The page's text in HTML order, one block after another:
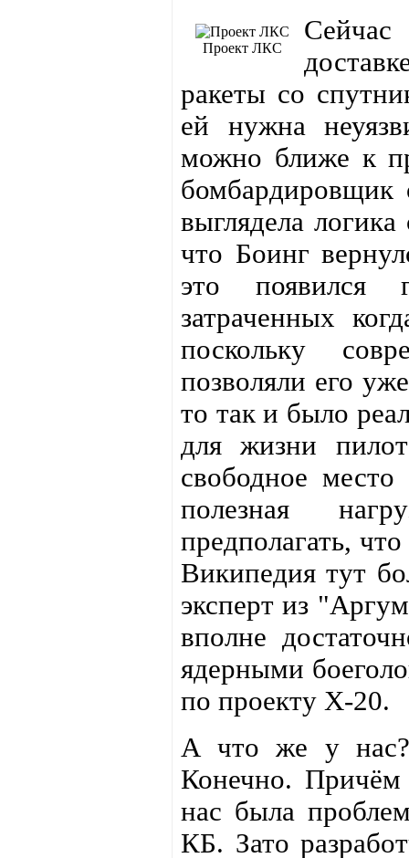
Проект ЛКС
Сейчас
ракеты со
ей нужна
можно ближе к
выглядела
что Боинг
это появился
затраченных
поскольку
позволяли его
то так и было
для жизни
свободное
полезная
предполагать,
Википедия тут
эксперт из
вполне
ядерными
по проекту X-20.
А что же у
Конечно.
нас была
КБ. Зато